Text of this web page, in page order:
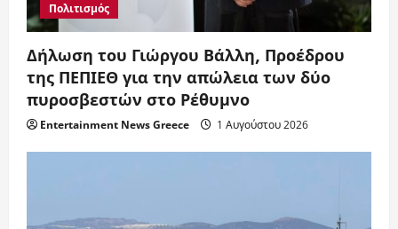
Πολιτισμός
Δήλωση του Γιώργου Βάλλη, Προέδρου
της ΠΕΠΙΕΘ για την απώλεια των δύο
πυροσβεστών στο Ρέθυμνο
Entertainment News Greece 1 Αυγούστου 2026